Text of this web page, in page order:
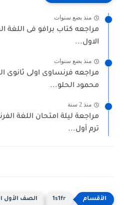
منذ بضع سنوات
مراجعه كتاب برافو فى اللغة
الاول...
منذ بضع سنوات
محمود الحلو...
منذ 2 سنة
مراجعة ليلة امتحان اللغة
ترم أول...
1s1fr الصف الأول